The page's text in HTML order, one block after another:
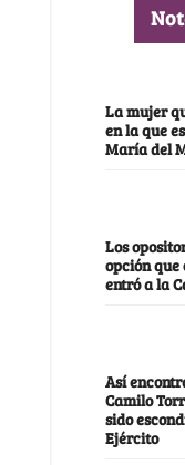
La mujer
en la que
María del
Los
opción
entró a la
Así
Camilo
sido
Ejército